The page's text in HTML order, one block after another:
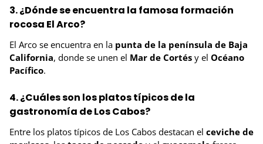
3. ¿Dónde se encuentra la famosa formación
rocosa El Arco?
El Arco se encuentra en la punta de la península de Baja
California, donde se unen el Mar de Cortés y el Océano
Pacífico.
4. ¿Cuáles son los platos típicos de la
gastronomía de Los Cabos?
Entre los platos típicos de Los Cabos destacan el ceviche de